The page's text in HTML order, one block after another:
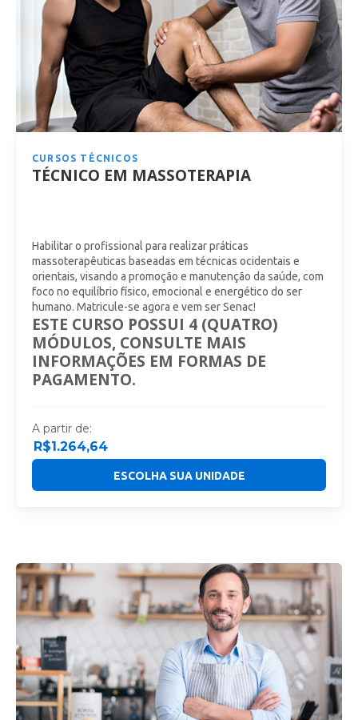
CURSOS TÉCNICOS
TÉCNICO EM MASSOTERAPIA
Habilitar o profissional para realizar práticas
massoterapêuticas baseadas em técnicas ocidentais e
orientais, visando a promoção e manutenção da saúde, com
foco no equilíbrio físico, emocional e energético do ser
humano. Matricule-se agora e vem ser Senac!
ESTE CURSO POSSUI 4 (QUATRO)
MÓDULOS, CONSULTE MAIS
INFORMAÇÕES EM FORMAS DE
PAGAMENTO.
A partir de:
R$1.264,64
ESCOLHA SUA UNIDADE